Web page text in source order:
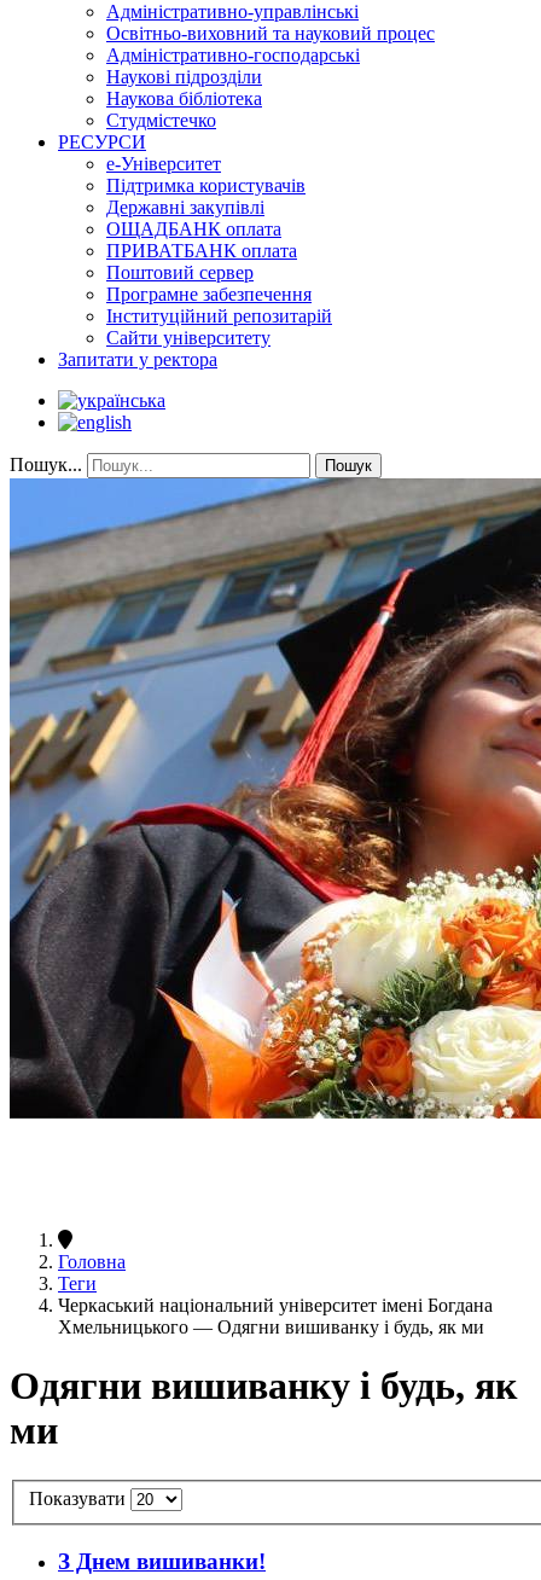
Адміністративно-управлінські
Освітньо-виховний та науковий процес
Адміністративно-господарські
Наукові підрозділи
Наукова бібліотека
Студмістечко
РЕСУРСИ
е-Університет
Підтримка користувачів
Державні закупівлі
ОЩАДБАНК оплата
ПРИВАТБАНК оплата
Поштовий сервер
Програмне забезпечення
Інституційний репозитарій
Сайти університету
Запитати у ректора
Пошук... Пошук
Головна
Теги
Черкаський національний університет імені Богдана
Хмельницького — Одягни вишиванку і будь, як ми
Одягни вишиванку і будь, як
ми
Показувати
З Днем вишиванки!